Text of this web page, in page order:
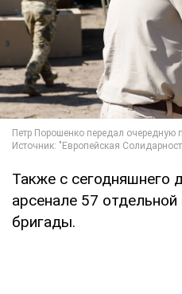
Также с сегодняшнего
арсенале 57
бригады.